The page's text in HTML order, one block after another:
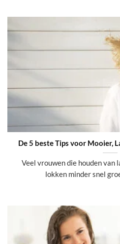
De 5 beste Tips voor Mooier,
Veel vrouwen die houden van
lokken minder snel